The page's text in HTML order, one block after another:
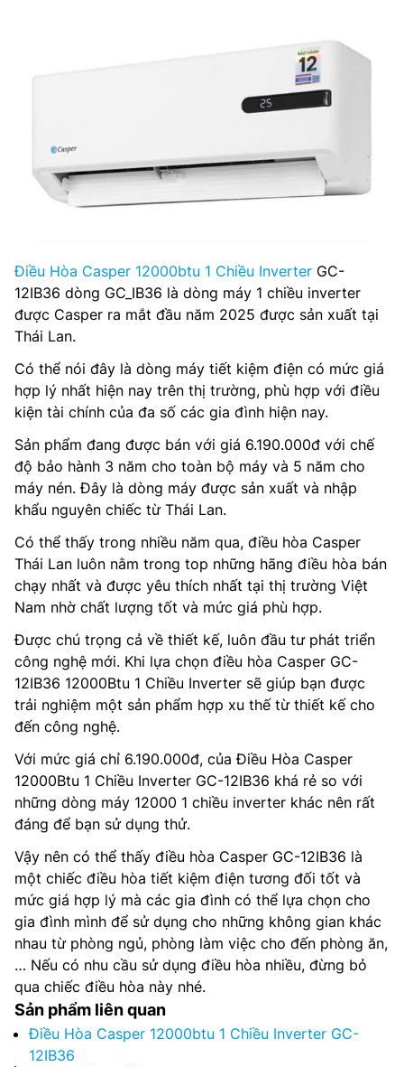
Điều Hòa Casper 12000btu 1 Chiều Inverter GC-
12IB36 dòng GC_IB36 là dòng máy 1 chiều inverter
được Casper ra mắt đầu năm 2025 được sản xuất tại
Thái Lan.
Có thể nói đây là dòng máy tiết kiệm điện có mức giá
hợp lý nhất hiện nay trên thị trường, phù hợp với điều
kiện tài chính của đa số các gia đình hiện nay.
Sản phẩm đang được bán với giá 6.190.000đ với chế
độ bảo hành 3 năm cho toàn bộ máy và 5 năm cho
máy nén. Đây là dòng máy được sản xuất và nhập
khẩu nguyên chiếc từ Thái Lan.
Có thể thấy trong nhiều năm qua, điều hòa Casper
Thái Lan luôn nằm trong top những hãng điều hòa bán
chạy nhất và được yêu thích nhất tại thị trường Việt
Nam nhờ chất lượng tốt và mức giá phù hợp.
Được chú trọng cả về thiết kế, luôn đầu tư phát triển
công nghệ mới. Khi lựa chọn điều hòa Casper GC-
12IB36 12000Btu 1 Chiều Inverter sẽ giúp bạn được
trải nghiệm một sản phẩm hợp xu thế từ thiết kế cho
đến công nghệ.
Với mức giá chỉ 6.190.000đ, của Điều Hòa Casper
12000Btu 1 Chiều Inverter GC-12IB36 khá rẻ so với
những dòng máy 12000 1 chiều inverter khác nên rất
đáng để bạn sử dụng thử.
Vậy nên có thể thấy điều hòa Casper GC-12IB36 là
một chiếc điều hòa tiết kiệm điện tương đối tốt và
mức giá hợp lý mà các gia đình có thể lựa chọn cho
gia đình mình để sử dụng cho những không gian khác
nhau từ phòng ngủ, phòng làm việc cho đến phòng ăn,
… Nếu có nhu cầu sử dụng điều hòa nhiều, đừng bỏ
qua chiếc điều hòa này nhé.
Sản phẩm liên quan
Điều Hòa Casper 12000btu 1 Chiều Inverter GC-
12IB36